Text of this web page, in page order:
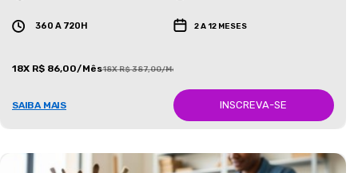
360 A 720H 2 A 12 MESES
18X R$ 86,00/Mês18X R$ 387,00/Mês
SAIBA MAIS INSCREVA-SE